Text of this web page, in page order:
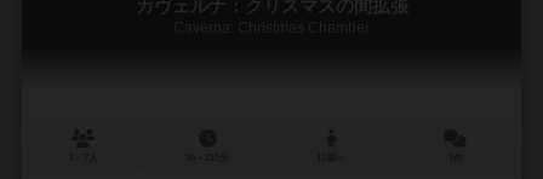
カヴェルナ：クリスマスの間拡張
Caverna: Christmas Chamber